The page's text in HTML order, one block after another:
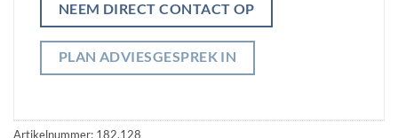
NEEM DIRECT CONTACT OP
PLAN ADVIESGESPREK IN
Artikelnummer: 182.128